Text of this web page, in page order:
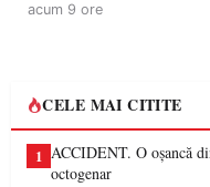
acum 9 ore
CELE MAI CITITE
1 ACCIDENT. O oșancă
octogenar